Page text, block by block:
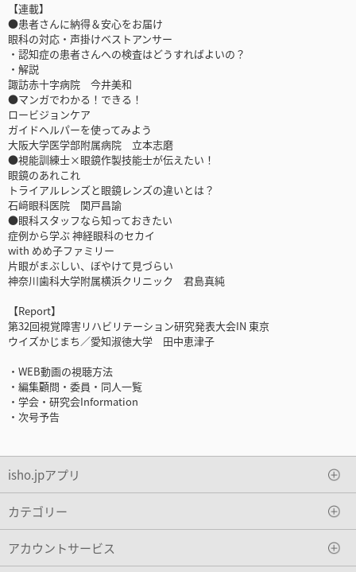
【連載】
●患者さんに納得＆安心をお届け
眼科の対応・声掛けベストアンサー
・認知症の患者さんへの検査はどうすればよいの？
・解説
諏訪赤十字病院 今井美和
●マンガでわかる！できる！
ロービジョンケア
ガイドヘルパーを使ってみよう
大阪大学医学部附属病院 立本志磨
●視能訓練士×眼鏡作製技能士が伝えたい！
眼鏡のあれこれ
トライアルレンズと眼鏡レンズの違いとは？
石﨑眼科医院 関戸昌諭
●眼科スタッフなら知っておきたい
症例から学ぶ 神経眼科のセカイ
with めめ子ファミリー
片眼がまぶしい、ぼやけて見づらい
神奈川歯科大学附属横浜クリニック 君島真純
【Report】
第32回視覚障害リハビリテーション研究発表大会IN 東京
ウイズかじまち／愛知淑徳大学 田中恵津子
・WEB動画の視聴方法
・編集顧問・委員・同人一覧
・学会・研究会Information
・次号予告
isho.jpアプリ
カテゴリー
アカウントサービス